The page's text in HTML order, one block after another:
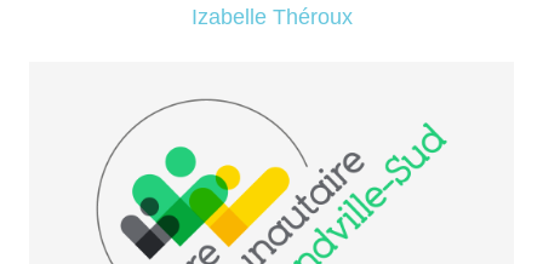
Izabelle Théroux
Centre Communautaire
Drummondville Sud